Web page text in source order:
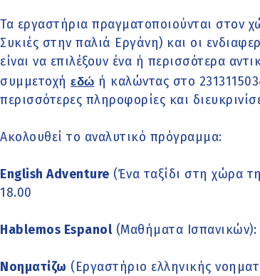
Τα εργαστήρια πραγματοποιούνται στον
Συκιές στην παλιά Εργάνη) και οι
είναι να επιλέξουν ένα ή περισσότερα
συμμετοχή εδώ ή καλώντας στο
περισσότερες πληροφορίες και
Ακολουθεί το αναλυτικό πρόγραμμα:
English Adventure (Ένα ταξίδι στη χώρα
18.00
Hablemos Espanol(Μαθήματα Ισπανικών):
Νοηματίζω (Εργαστήριο ελληνικής